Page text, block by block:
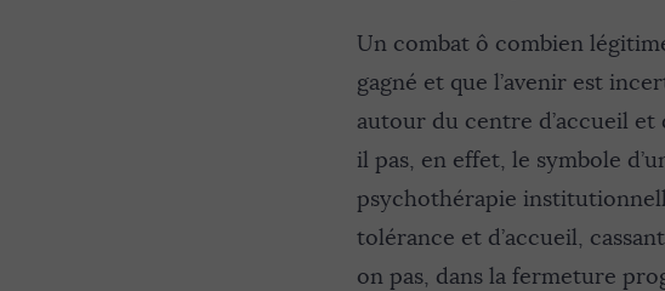
Un combat ô combien
gagné et que l’avenir est
autour du centre d’accueil et
il pas, en effet, le symbole
psychothérapie
tolérance et d’accueil,
on pas, dans la fermeture